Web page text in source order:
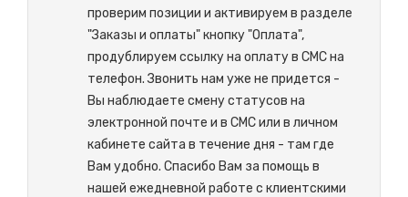
проверим позиции и активируем в разделе
"Заказы и оплаты" кнопку "Оплата",
продублируем ссылку на оплату в СМС на
телефон. Звонить нам уже не придется -
Вы наблюдаете смену статусов на
электронной почте и в СМС или в личном
кабинете сайта в течение дня - там где
Вам удобно. Спасибо Вам за помощь в
нашей ежедневной работе с клиентскими